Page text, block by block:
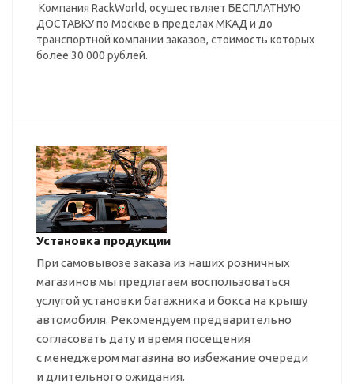
Компания RackWorld, осуществляет БЕСПЛАТНУЮ
ДОСТАВКУ по Москве в пределах МКАД и до
транспортной компании заказов, стоимость которых
более 30 000 рублей.
Установка продукции
При самовывозе заказа из наших розничных
магазинов мы предлагаем воспользоваться
услугой установки багажника и бокса на крышу
автомобиля. Рекомендуем предварительно
согласовать дату и время посещения
с менеджером магазина во избежание очереди
и длительного ожидания.